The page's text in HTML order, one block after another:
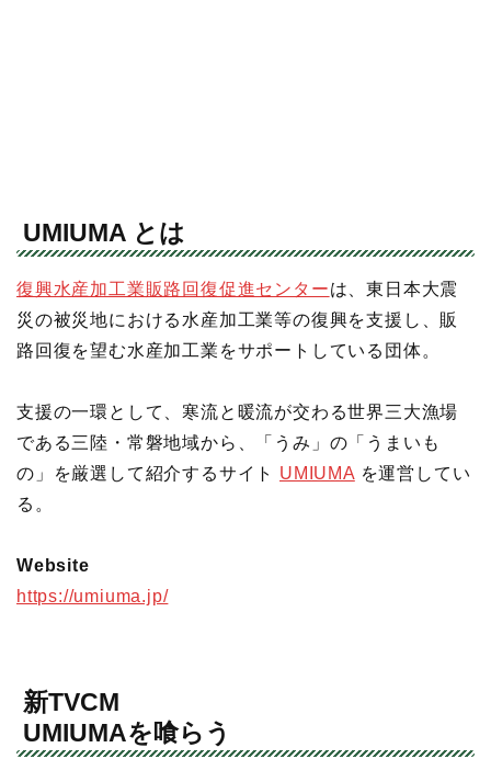
UMIUMA とは
復興水産加工業販路回復促進センターは、東日本大震
災の被災地における水産加工業等の復興を支援し、販
路回復を望む水産加工業をサポートしている団体。
支援の一環として、寒流と暖流が交わる世界三大漁場
である三陸・常磐地域から、「うみ」の「うまいも
の」を厳選して紹介するサイト UMIUMA を運営してい
る。
Website
https://umiuma.jp/
新TVCM
UMIUMAを喰らう